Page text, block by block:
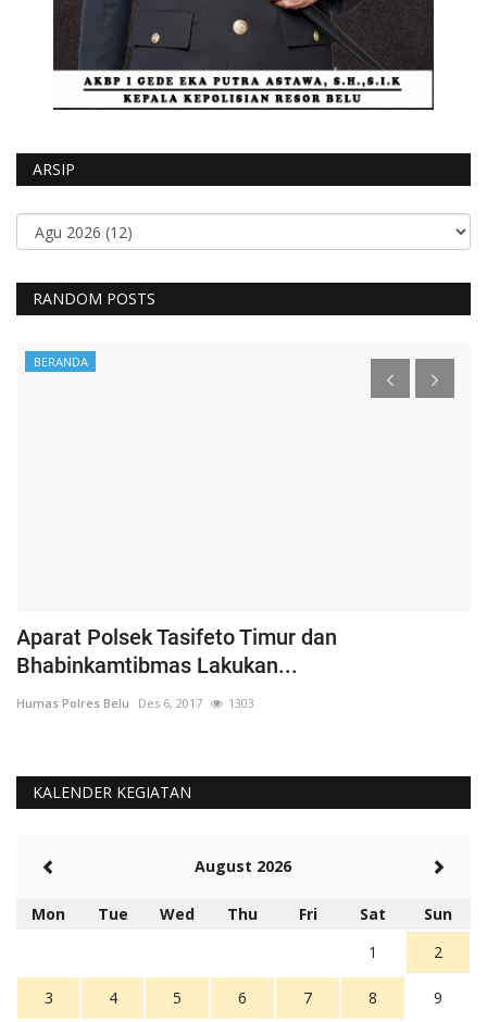
ARSIP
RANDOM POSTS
BERANDA
Aparat Polsek Tasifeto Timur dan
Bhabinkamtibmas Lakukan...
Humas Polres Belu Des 6, 2017 1303
KALENDER KEGIATAN
August 2026
Mon Tue Wed Thu Fri Sat
Sun
1
2
3 4 5 6 7 8 9